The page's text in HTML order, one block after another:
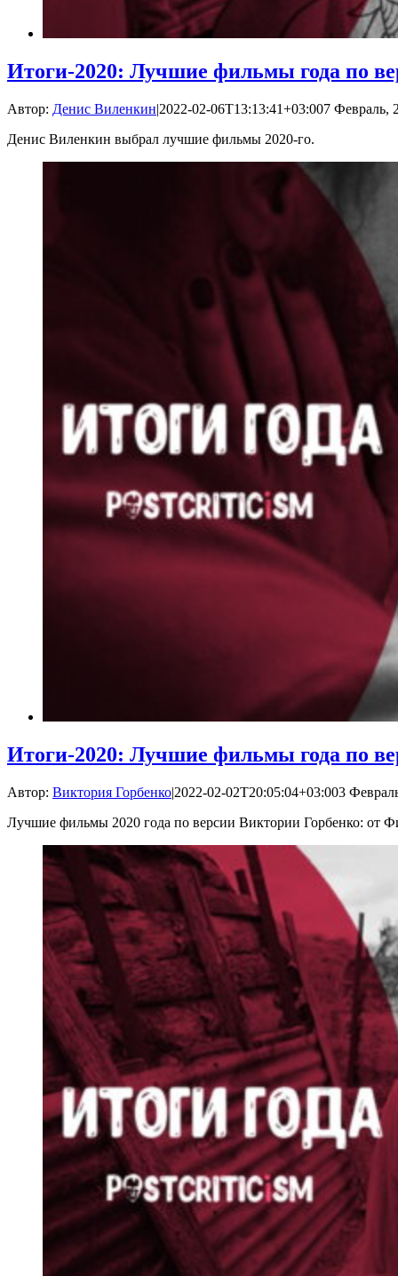
Итоги-2020: Лучшие фильмы года по
Автор: Денис Виленкин|2022-02-06T13:13:41+03:007 Февраль,
Денис Виленкин выбрал лучшие фильмы 2020-го.
Итоги-2020: Лучшие фильмы года по
Автор: Виктория Горбенко|2022-02-02T20:05:04+03:003
Лучшие фильмы 2020 года по версии Виктории Горбенко: от